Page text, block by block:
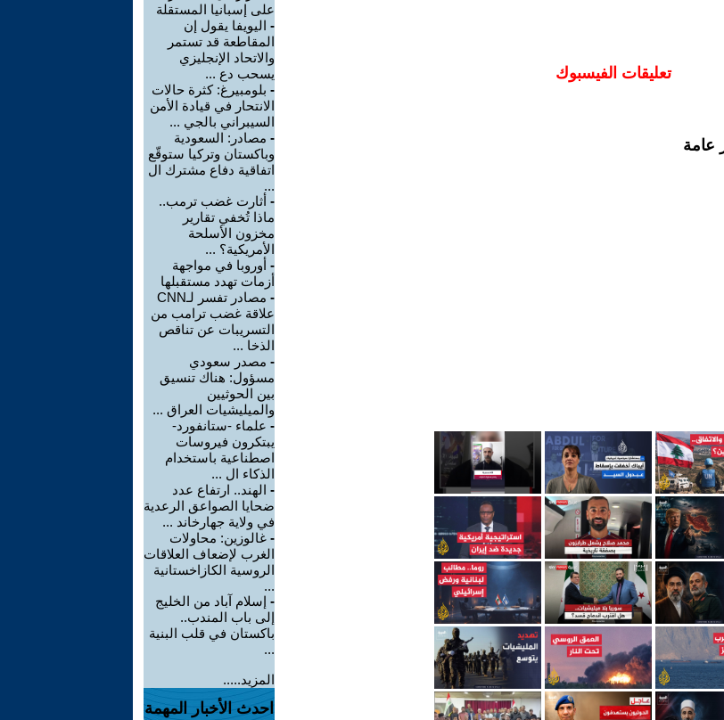
تعليقات الفيسبوك
عامة
على إسبانيا المستقلة
- اليويفا يقول إن
المقاطعة قد تستمر
والاتحاد الإنجليزي
يسحب دع ...
- بلومبيرغ: كثرة حالات
الانتحار في قيادة الأمن
السيبراني بالجي ...
- مصادر: السعودية
وباكستان وتركيا ستوقّع
اتفاقية دفاع مشترك ال
...
- أثارت غضب ترمب..
ماذا تُخفي تقارير
مخزون الأسلحة
الأمريكية؟ ...
- أوروبا في مواجهة
أزمات تهدد مستقبلها
-
مصادر تفسر لـCNN
علاقة غضب ترامب من
التسريبات عن تناقص
الذخا ...
- مصدر سعودي
مسؤول: هناك تنسيق
بين الحوثيين
والميليشيات العراق ...
- علماء -ستانفورد-
يبتكرون فيروسات
اصطناعية باستخدام
الذكاء ال ...
- الهند.. ارتفاع عدد
ضحايا الصواعق الرعدية
في ولاية جهارخاند ...
- غالوزين: محاولات
الغرب لإضعاف العلاقات
الروسية الكازاخستانية
...
- إسلام آباد من الخليج
إلى باب المندب..
باكستان في قلب البنية
...
المزيد.....
احدث الأخبار المهمة